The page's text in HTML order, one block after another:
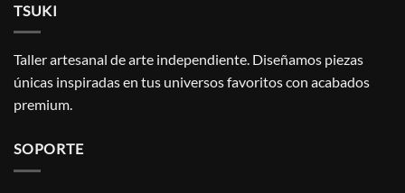
TSUKI
Taller artesanal de arte independiente. Diseñamos piezas
únicas inspiradas en tus universos favoritos con acabados
premium.
SOPORTE